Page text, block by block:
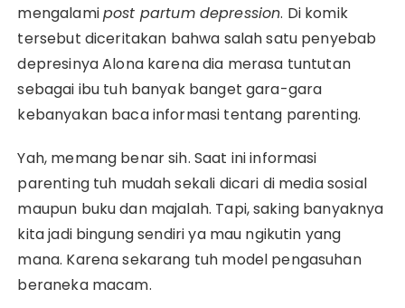
mengalamipost partum depression. Di komik
tersebut diceritakan bahwa salah satu penyebab
depresinya Alona karena dia merasa tuntutan
sebagai ibu tuh banyak banget gara-gara
kebanyakan baca informasi tentang parenting.
Yah, memang benar sih. Saat ini informasi
parenting tuh mudah sekali dicari di media sosial
maupun buku dan majalah. Tapi, saking banyaknya
kita jadi bingung sendiri ya mau ngikutin yang
mana. Karena sekarang tuh model pengasuhan
beraneka macam.